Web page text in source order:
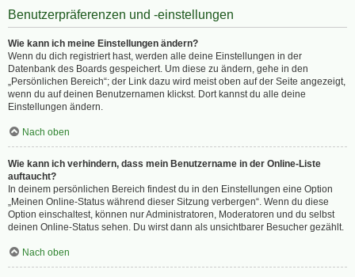
Benutzerpräferenzen und -einstellungen
Wie kann ich meine Einstellungen ändern?
Wenn du dich registriert hast, werden alle deine Einstellungen in der
Datenbank des Boards gespeichert. Um diese zu ändern, gehe in den
„Persönlichen Bereich“; der Link dazu wird meist oben auf der Seite angezeigt,
wenn du auf deinen Benutzernamen klickst. Dort kannst du alle deine
Einstellungen ändern.
Nach oben
Wie kann ich verhindern, dass mein Benutzername in der Online-Liste
auftaucht?
In deinem persönlichen Bereich findest du in den Einstellungen eine Option
„Meinen Online-Status während dieser Sitzung verbergen“. Wenn du diese
Option einschaltest, können nur Administratoren, Moderatoren und du selbst
deinen Online-Status sehen. Du wirst dann als unsichtbarer Besucher gezählt.
Nach oben